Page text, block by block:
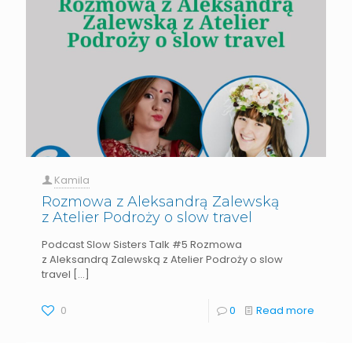
Kamila
Rozmowa z Aleksandrą Zalewską
z Atelier Podroży o slow travel
Podcast Slow Sisters Talk #5 Rozmowa
z Aleksandrą Zalewską z Atelier Podroży o slow
travel […]
0 0 Read more